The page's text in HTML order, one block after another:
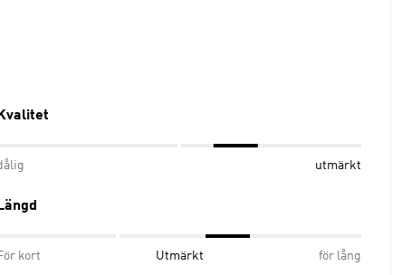
Kvalitet
utmärkt
Längd
kort Utmärkt för lång